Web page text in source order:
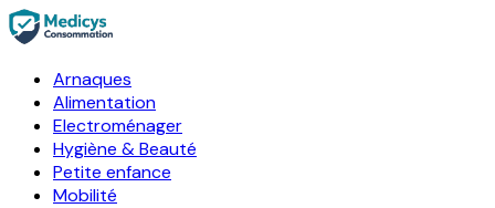
Arnaques
Alimentation
Electroménager
Hygiène & Beauté
Petite enfance
Mobilité